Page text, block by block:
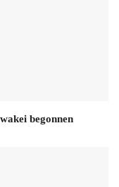
begonnen